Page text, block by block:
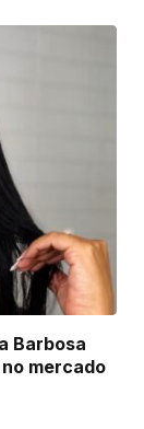
Barbosa
mercado